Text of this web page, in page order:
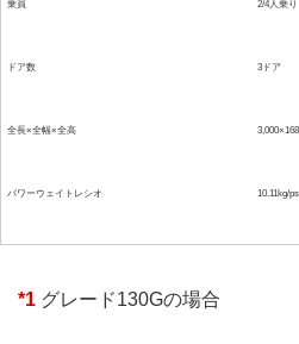
乗員 2/4人乗り
ドア数 3ドア
全長×全幅×全高
パワーウェイトレシオ 10.11kg/
*1 グレード130Gの場合